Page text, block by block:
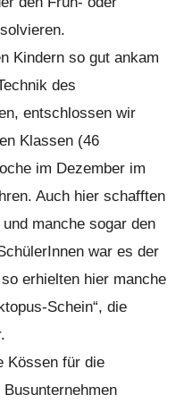
Kindern so gut ankam
des
entschlossen wir
Klassen (46
im Dezember im
Auch hier schafften
manche sogar den
war es der
erhielten hier manche
Schein“, die
Kössen für die